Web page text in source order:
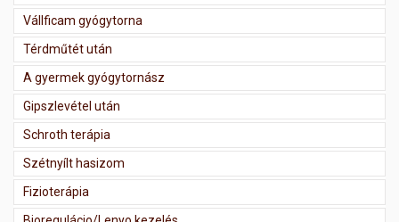
Vállficam gyógytorna
Térdműtét után
A gyermek gyógytornász
Gipszlevétel után
Schroth terápia
Szétnyílt hasizom
Fizioterápia